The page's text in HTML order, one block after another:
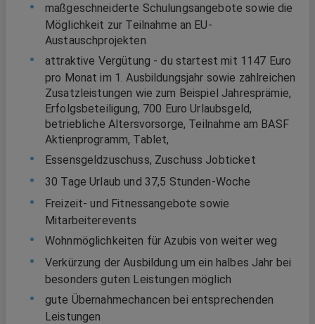
maßgeschneiderte Schulungsangebote sowie die
Möglichkeit zur Teilnahme an EU-
Austauschprojekten
attraktive Vergütung - du startest mit 1147 Euro
pro Monat im 1. Ausbildungsjahr sowie zahlreichen
Zusatzleistungen wie zum Beispiel Jahresprämie,
Erfolgsbeteiligung, 700 Euro Urlaubsgeld,
betriebliche Altersvorsorge, Teilnahme am BASF
Aktienprogramm, Tablet,
Essensgeldzuschuss, Zuschuss Jobticket
30 Tage Urlaub und 37,5 Stunden-Woche
Freizeit- und Fitnessangebote sowie
Mitarbeiterevents
Wohnmöglichkeiten für Azubis von weiter weg
Verkürzung der Ausbildung um ein halbes Jahr bei
besonders guten Leistungen möglich
gute Übernahmechancen bei entsprechenden
Leistungen